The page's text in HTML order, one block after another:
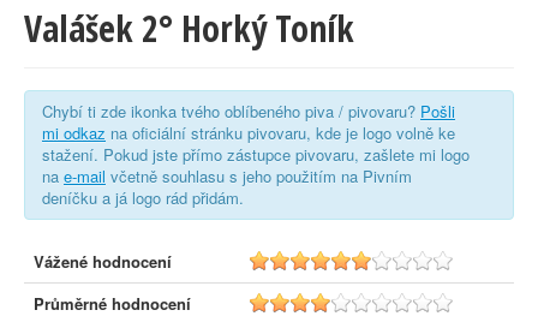
Valášek 2° Horký Toník
Chybí ti zde ikonka tvého oblíbeného piva / pivovaru? Pošli
mi odkaz na oficiální stránku pivovaru, kde je logo volně ke
stažení. Pokud jste přímo zástupce pivovaru, zašlete mi logo
na e-mail včetně souhlasu s jeho použitím na Pivním
deníčku a já logo rád přidám.
Vážené hodnocení
5.6
Průměrné hodnocení
4.0